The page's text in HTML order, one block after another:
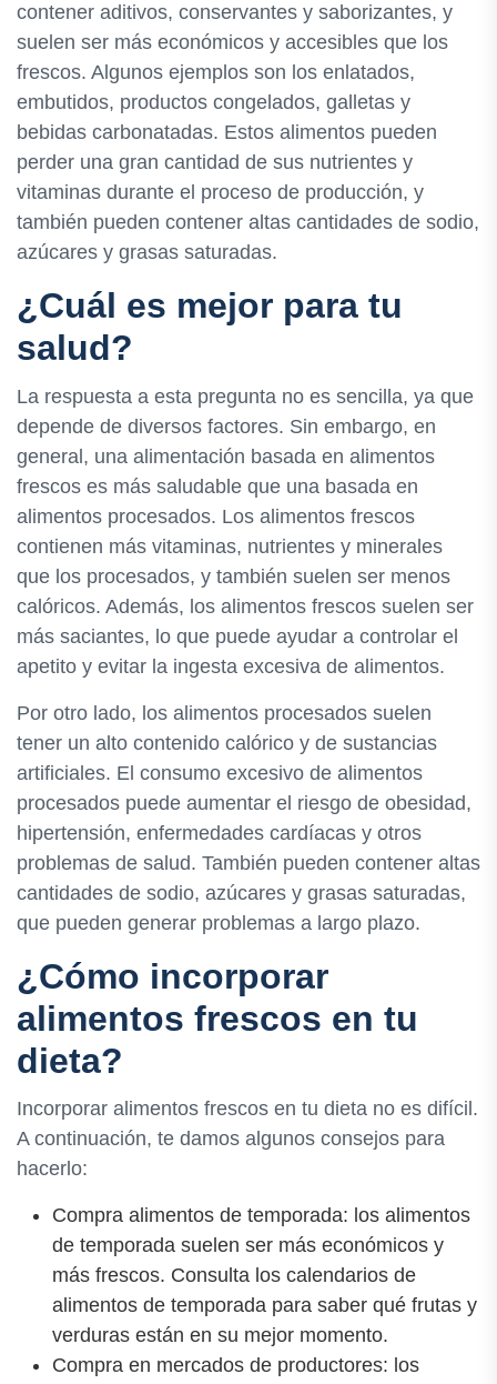
contener aditivos, conservantes y saborizantes, y
suelen ser más económicos y accesibles que los
frescos. Algunos ejemplos son los enlatados,
embutidos, productos congelados, galletas y
bebidas carbonatadas. Estos alimentos pueden
perder una gran cantidad de sus nutrientes y
vitaminas durante el proceso de producción, y
también pueden contener altas cantidades de sodio,
azúcares y grasas saturadas.
¿Cuál es mejor para tu
salud?
La respuesta a esta pregunta no es sencilla, ya que
depende de diversos factores. Sin embargo, en
general, una alimentación basada en alimentos
frescos es más saludable que una basada en
alimentos procesados. Los alimentos frescos
contienen más vitaminas, nutrientes y minerales
que los procesados, y también suelen ser menos
calóricos. Además, los alimentos frescos suelen ser
más saciantes, lo que puede ayudar a controlar el
apetito y evitar la ingesta excesiva de alimentos.
Por otro lado, los alimentos procesados suelen
tener un alto contenido calórico y de sustancias
artificiales. El consumo excesivo de alimentos
procesados puede aumentar el riesgo de obesidad,
hipertensión, enfermedades cardíacas y otros
problemas de salud. También pueden contener altas
cantidades de sodio, azúcares y grasas saturadas,
que pueden generar problemas a largo plazo.
¿Cómo incorporar
alimentos frescos en tu
dieta?
Incorporar alimentos frescos en tu dieta no es difícil.
A continuación, te damos algunos consejos para
hacerlo:
Compra alimentos de temporada: los alimentos
de temporada suelen ser más económicos y
más frescos. Consulta los calendarios de
alimentos de temporada para saber qué frutas y
verduras están en su mejor momento.
Compra en mercados de productores: los